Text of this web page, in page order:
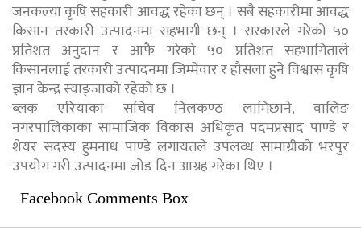
जनकल्या कृषि सहकारी आवद्ध रहेका छन् । सबै सहकारीमा आवद्ध
किसान तरकारी उत्पादनमा सहभागी छन् । सरकारले गरेको ५०
प्रतिशत अनुदान र आफै गरेको ५० प्रतिशत सहभागिताले
किसानलाई तरकारी उत्पादनमा जिम्मेवार र हौसला हुने विश्वास कृषि
ज्ञान केन्द्र स्याङ्जाको रहेको छ ।
ब्लक एरियाका सचिव निलकण्ठ लामिछाने, वालिङ
नगरपालिकाका सामाजिक विकास अधिकृत पदमप्रसाद पाण्डे र
शेयर सदस्य हुमनाथ पाण्डे लगायतले उपलव्ध सामाग्रीको भरपुर
उपयोग गरी उत्पादनमा जोड दिन आग्रह गरेका थिए ।
Facebook Comments Box